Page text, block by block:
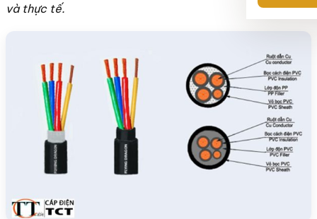
và thực tế.